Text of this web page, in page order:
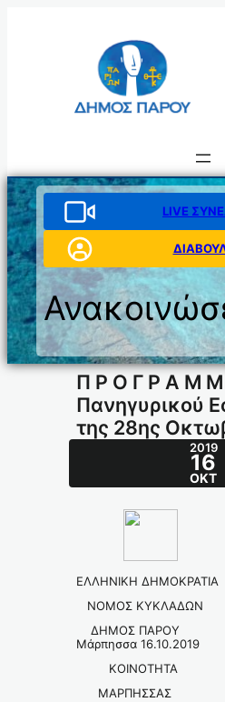
LIVE
Π Ρ Ο Γ Ρ Α Μ
Πανηγυρικού
της 28ης
2019
16
ΟΚΤ
ΕΛΛΗΝΙΚΗ ΔΗΜΟΚΡΑΤΙΑ
ΝΟΜΟΣ ΚΥΚΛΑΔΩΝ
ΔΗΜΟΣ
Μάρπησσα
ΚΟΙΝΟΤΗΤΑ
ΜΑΡΠΗΣΣΑΣ